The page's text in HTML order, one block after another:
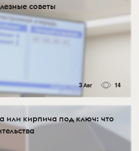
советы
3 Авг 14
или кирпича под ключ: что